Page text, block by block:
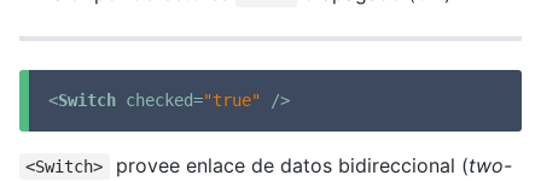
<Switch checked="true" />
<Switch> provee enlace de datos bidireccional (two-